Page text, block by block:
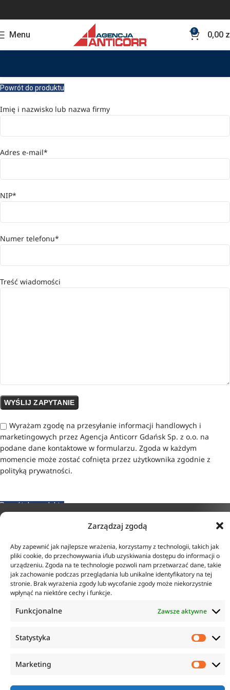
Zarządzaj zgodą
Aby zapewnić jak najlepsze wrażenia, korzystamy z technologii, takich jak
pliki cookie, do przechowywania i/lub uzyskiwania dostępu do informacji o
urządzeniu. Zgoda na te technologie pozwoli nam przetwarzać dane, takie
jak zachowanie podczas przeglądania lub unikalne identyfikatory na tej
stronie. Brak wyrażenia zgody lub wycofanie zgody może niekorzystnie
wpłynąć na niektóre cechy i funkcje.
Funkcjonalne Zawsze aktywne
Statystyka
Marketing
Menu 0 0,00
Powrót do produktu
Imię i nazwisko lub nazwa firmy
Adres e-mail*
NIP*
Numer telefonu*
Treść wiadomości
Wyrażam zgodę na przesyłanie informacji handlowych i
marketingowych przez Agencja Anticorr Gdańsk Sp. z o.o. na
podane dane kontaktowe w formularzu. Zgoda w każdym
momencie może zostać cofnięta przez użytkownika zgodnie z
polityką prywatności.
Powrót do produktu
ul. Tarcice 11, 80-718
Gdańsk
+48 58 342 24 15
Biuro czynne w godzinach
8:00-16:00
sklep@anticorr.pl
O firmie
Regulamin
Polityka prywatności